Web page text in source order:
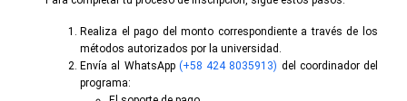
Realiza el pago del monto correspondiente a través de los
métodos autorizados por la universidad.
Envía al WhatsApp (+58 424 8035913) del coordinador del
programa: